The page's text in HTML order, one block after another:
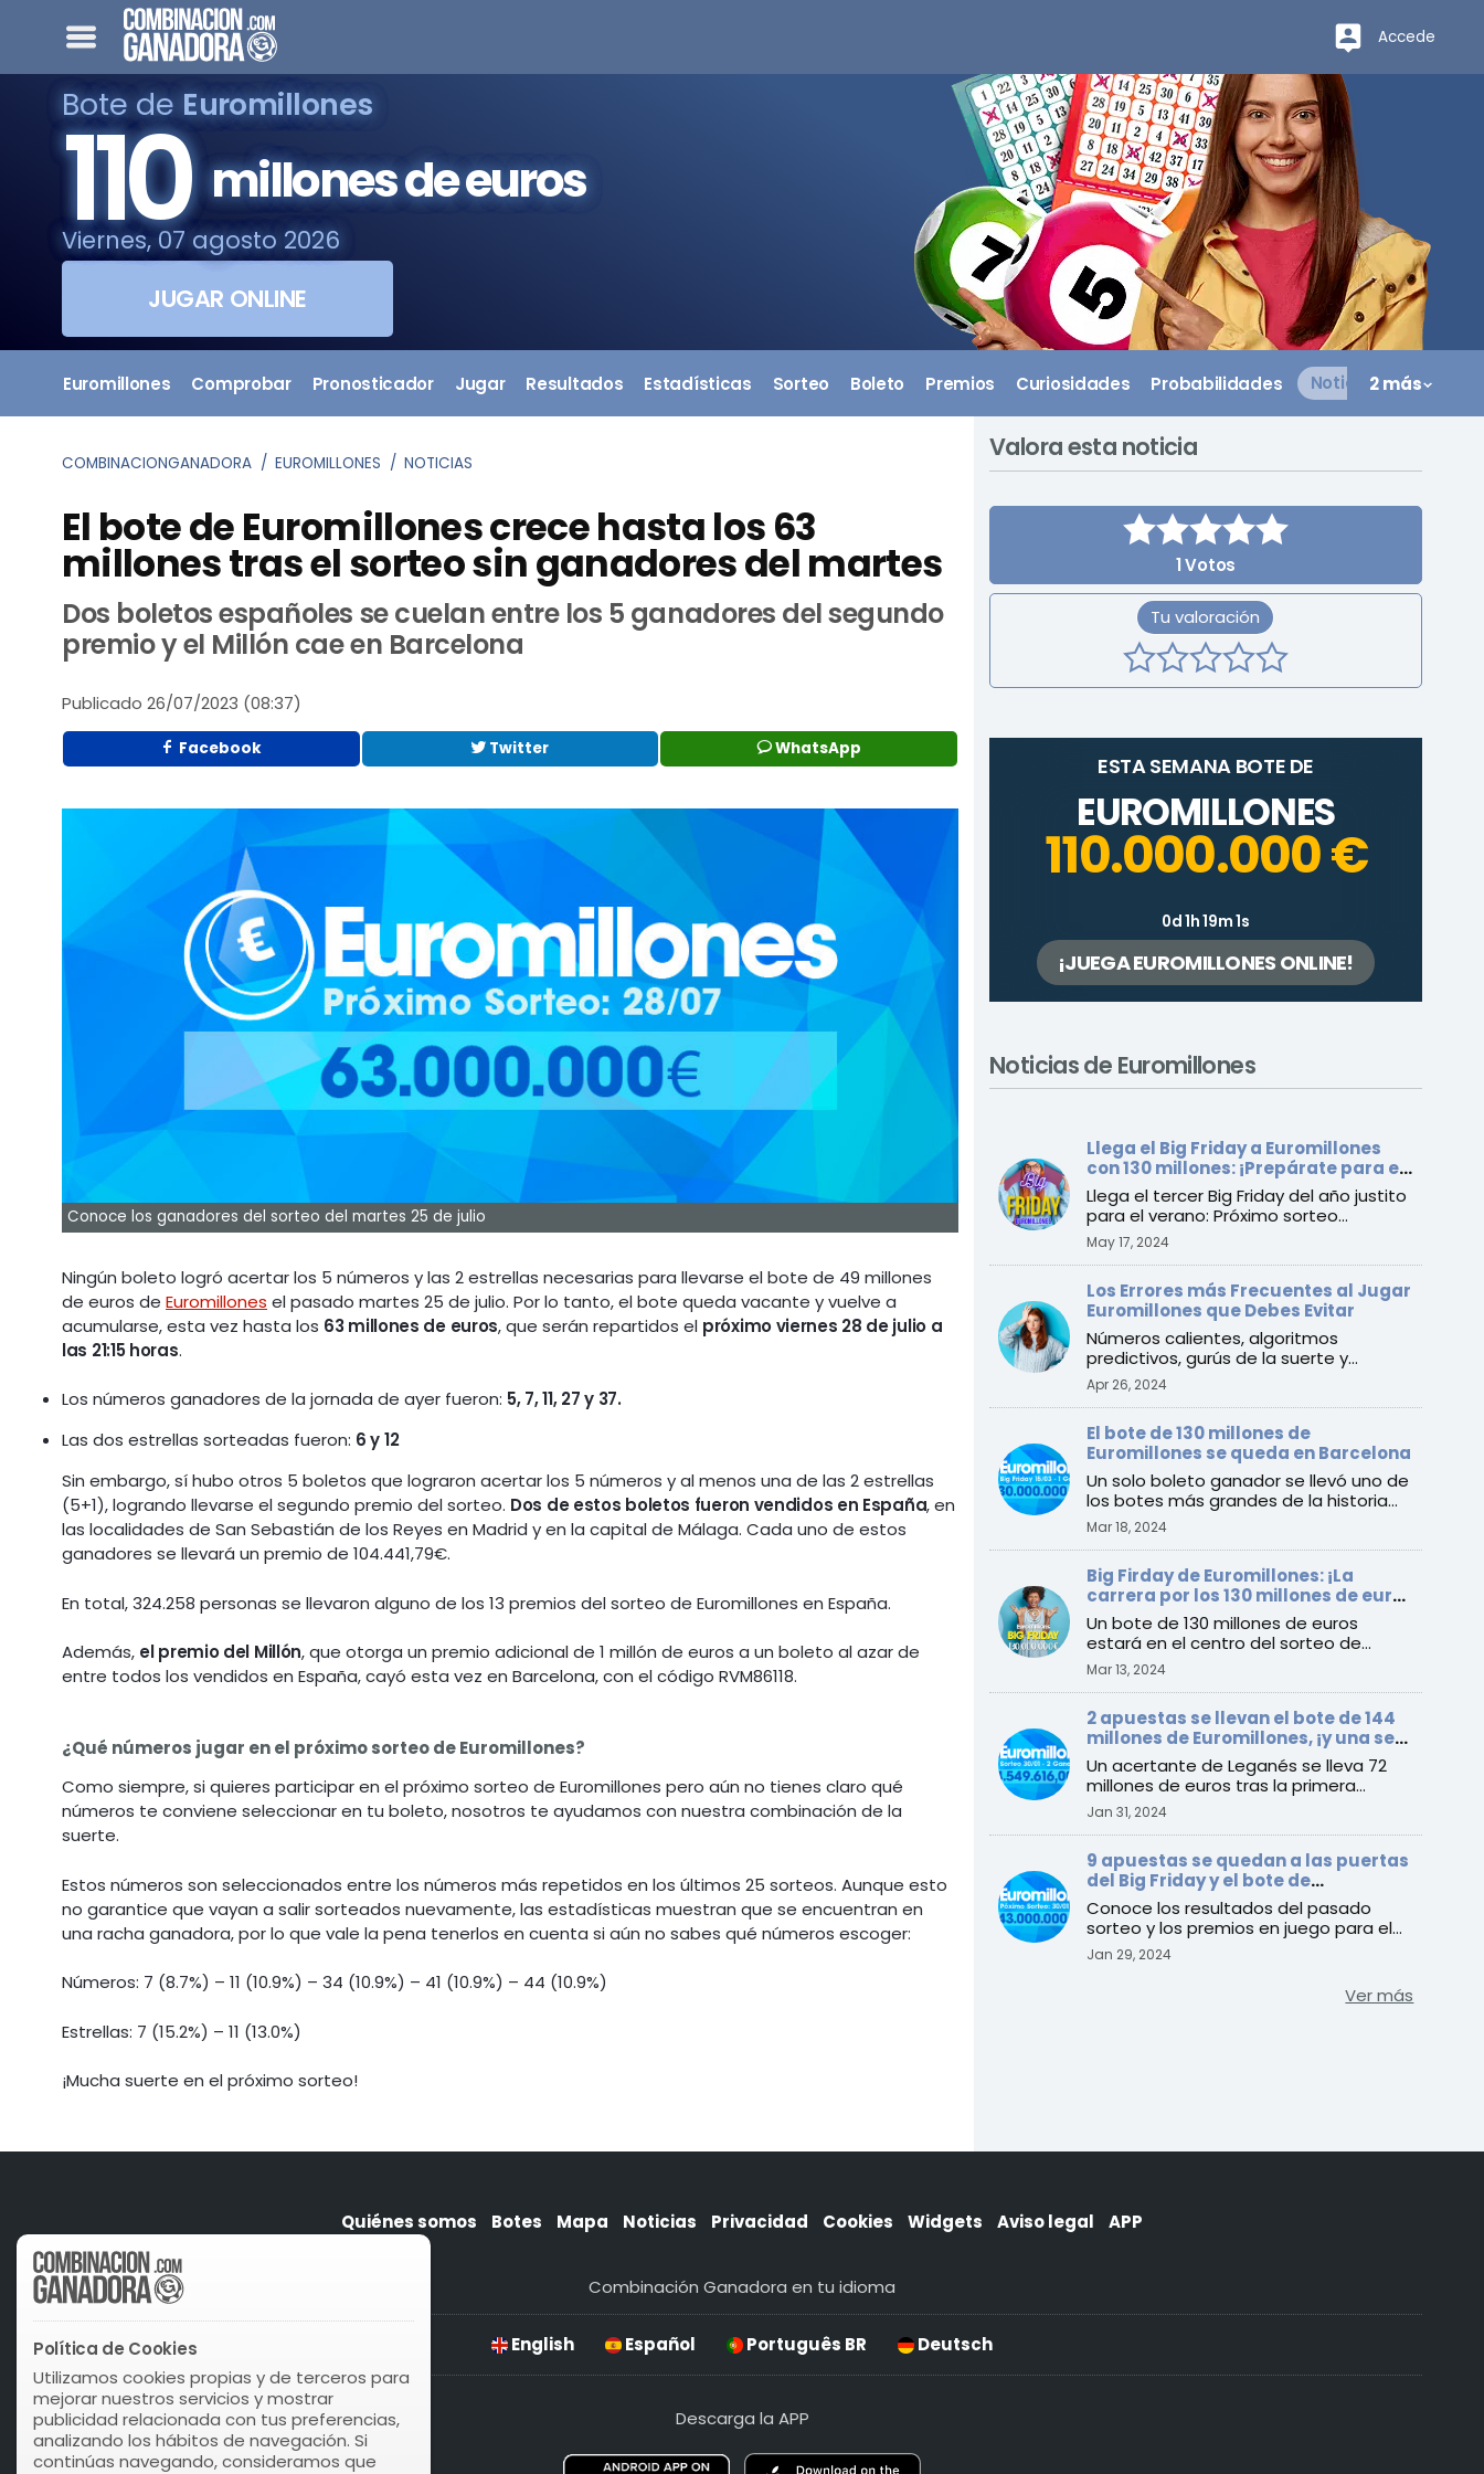
Accede
Bote de Euromillones
110 millones de euros
Viernes, 07 agosto 2026
JUGAR ONLINE
Euromillones Comprobar Pronosticador Jugar Resultados Estadísticas Sorteo Boleto Premios Curiosidades Probabilidades Noticias2 más
COMBINACIONGANADORA EUROMILLONES NOTICIAS
El bote de Euromillones crece hasta los 63
millones tras el sorteo sin ganadores del martes
Dos boletos españoles se cuelan entre los 5 ganadores del segundo
premio y el Millón cae en Barcelona
Publicado 26/07/2023 (08:37)
Facebook Twitter WhatsApp
Conoce los ganadores del sorteo del martes 25 de julio
Ningún boleto logró acertar los 5 números y las 2 estrellas necesarias para llevarse el bote de 49 millones
de euros deEuromillones el pasado martes 25 de julio. Por lo tanto, el bote queda vacante y vuelve a
acumularse, esta vez hasta los 63 millones de euros, que serán repartidos el próximo viernes 28 de julio a
las 21:15 horas.
Los números ganadores de la jornada de ayer fueron: 5, 7, 11, 27 y 37.
Las dos estrellas sorteadas fueron: 6 y 12
Sin embargo, sí hubo otros 5 boletos que lograron acertar los 5 números y al menos una de las 2 estrellas
(5+1), logrando llevarse el segundo premio del sorteo. Dos de estos boletos fueron vendidos en España, en
las localidades de San Sebastián de los Reyes en Madrid y en la capital de Málaga. Cada uno de estos
ganadores se llevará un premio de 104.441,79€.
En total, 324.258 personas se llevaron alguno de los 13 premios del sorteo de Euromillones en España.
Además, el premio del Millón, que otorga un premio adicional de 1 millón de euros a un boleto al azar de
entre todos los vendidos en España, cayó esta vez en Barcelona, con el código RVM86118.
¿Qué números jugar en el próximo sorteo de Euromillones?
Como siempre, si quieres participar en el próximo sorteo de Euromillones pero aún no tienes claro qué
números te conviene seleccionar en tu boleto, nosotros te ayudamos con nuestra combinación de la
suerte.
Estos números son seleccionados entre los números más repetidos en los últimos 25 sorteos. Aunque esto
no garantice que vayan a salir sorteados nuevamente, las estadísticas muestran que se encuentran en
una racha ganadora, por lo que vale la pena tenerlos en cuenta si aún no sabes qué números escoger:
Números: 7 (8.7%) – 11 (10.9%) – 34 (10.9%) – 41 (10.9%) – 44 (10.9%)
Estrellas: 7 (15.2%) – 11 (13.0%)
¡Mucha suerte en el próximo sorteo!
Valora esta noticia
1Votos
Tu valoración
ESTA SEMANA BOTE DE
EUROMILLONES
110.000.000 €
0d 1h 19m 1s
¡JUEGA EUROMILLONES ONLINE!
Noticias de Euromillones
Llega el Big Friday a Euromillones
con 130 millones: ¡Prepárate para el
verano!
Llega el tercer Big Friday del año justito
para el verano: Próximo sorteo
anunciado para el vier ...
May 17, 2024
Los Errores más Frecuentes al Jugar
Euromillones que Debes Evitar
Números calientes, algoritmos
predictivos, gurús de la suerte y
Apr 26, 2024
El bote de 130 millones de
Euromillones se queda en Barcelona
Un solo boleto ganador se llevó uno de
los botes más grandes de la historia
de España al ganar e ...
Mar 18, 2024
Big Firday de Euromillones: ¡La
carrera por los 130 millones de euros
comienza este viernes!
Un bote de 130 millones de euros
estará en el centro del sorteo de
Mar 13, 2024
2 apuestas se llevan el bote de 144
millones de Euromillones, ¡y una se
queda en España!
Un acertante de Leganés se lleva 72
millones de euros tras la primera
Jan 31, 2024
9 apuestas se quedan a las puertas
del Big Friday y el bote de
Euromillones alcanza los 143
millones de euros
Conoce los resultados del pasado
sorteo y los premios en juego para el
sorteo del martes 30 de enero
Jan 29, 2024
Ver más
Quiénes somos Botes Mapa Noticias Privacidad Cookies Widgets Aviso legal APP
Combinación Ganadora en tu idioma
English Español Português BR Deutsch
Descarga la APP
Política de Cookies
Utilizamos cookies propias y de terceros para
mejorar nuestros servicios y mostrar
publicidad relacionada con tus preferencias,
analizando los hábitos de navegación. Si
continúas navegando, consideramos que